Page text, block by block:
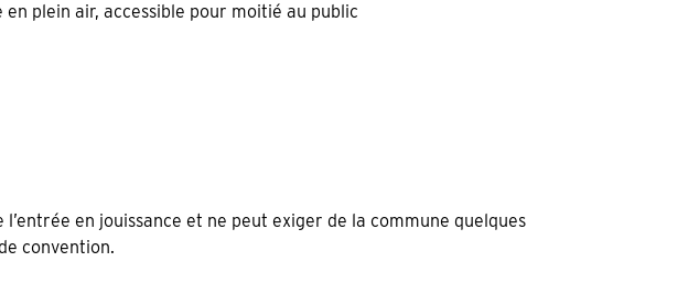
plein air, accessible pour moitié au public
en jouissance et ne peut exiger de la commune quelques
convention.